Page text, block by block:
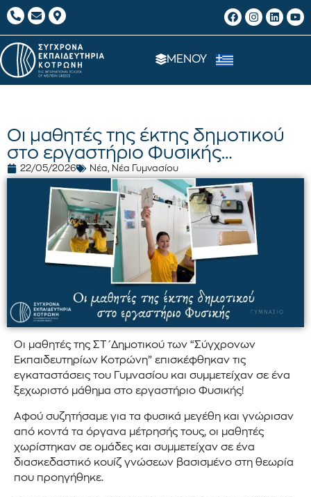
ΜΕΝΟΥ
Οι μαθητές της έκτης δημοτικού
στο εργαστήριο Φυσικής…
22/05/2026 Νέα, Νέα Γυμνασίου
Οι μαθητές της ΣΤ΄Δημοτικού των “Σύγχρονων
Εκπαιδευτηρίων Κοτρώνη” επισκέφθηκαν τις
εγκαταστάσεις του Γυμνασίου και συμμετείχαν σε ένα
ξεχωριστό μάθημα στο εργαστήριο Φυσικής!
Αφού συζητήσαμε για τα φυσικά μεγέθη και γνώρισαν
από κοντά τα όργανα μέτρησής τους, οι μαθητές
χωρίστηκαν σε ομάδες και συμμετείχαν σε ένα
διασκεδαστικό κουίζ γνώσεων βασισμένο στη θεωρία
που προηγήθηκε.